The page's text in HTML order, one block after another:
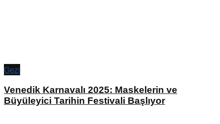
Gezi
Venedik Karnavalı 2025: Maskelerin ve
Büyüleyici Tarihin Festivali Başlıyor